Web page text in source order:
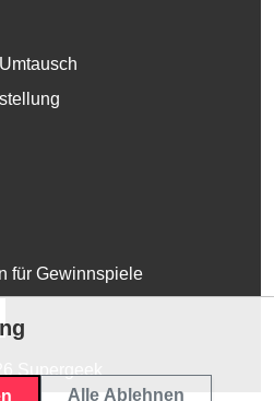
für Gewinnspiele
Alle Ablehnen